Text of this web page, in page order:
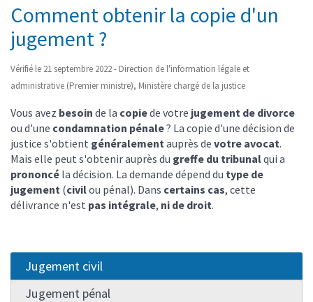
Comment obtenir la copie d'un
jugement ?
Vérifié le 21 septembre 2022 - Direction de l'information légale et
administrative (Premier ministre), Ministère chargé de la justice
Vous avez besoin de la copiede votre jugement de divorce
ou d'une condamnation pénale? La copie d'une décision de
justice s'obtient généralement auprès de votre avocat.
Mais elle peut s'obtenir auprès du greffe du tribunalqui a
prononcé la décision. La demande dépend du type de
jugement (civilou pénal). Dans certains cas, cette
délivrance n'est pas intégrale, ni de droit.
Jugement civil
Jugement pénal